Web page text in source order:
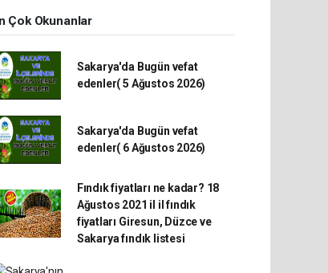
Çok Okunanlar
Sakarya'da Bugün vefat
edenler( 5 Ağustos 2026)
Sakarya'da Bugün vefat
edenler( 6 Ağustos 2026)
Fındık fiyatları ne kadar? 18
Ağustos 2021 il il fındık
fiyatları Giresun, Düzce ve
Sakarya fındık listesi